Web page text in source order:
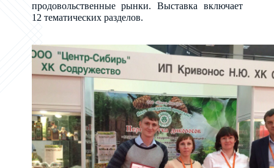
продовольственные рынки. Выставка включает
12 тематических разделов.